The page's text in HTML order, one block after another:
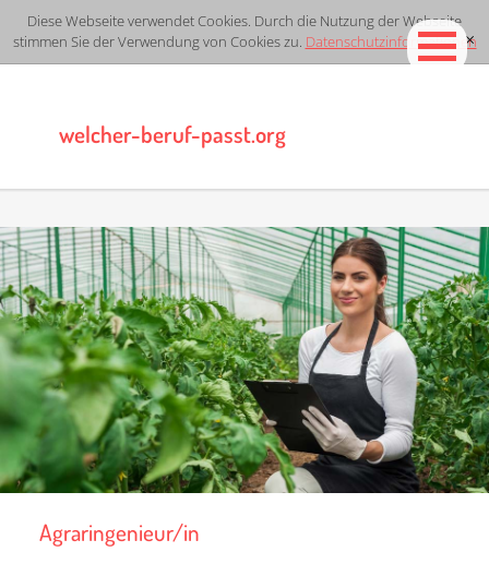
Diese Webseite verwendet Cookies. Durch die Nutzung der Webseite
stimmen Sie der Verwendung von Cookies zu. Datenschutzinformationen
[x]
welcher-beruf-passt.org
Agraringenieur/in